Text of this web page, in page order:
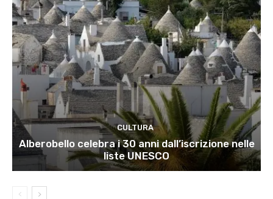
CULTURA
Alberobello celebra i 30 anni dall’iscrizione nelle
liste UNESCO